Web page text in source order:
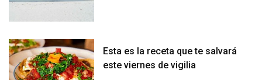
Esta es la receta que te salvará
este viernes de vigilia